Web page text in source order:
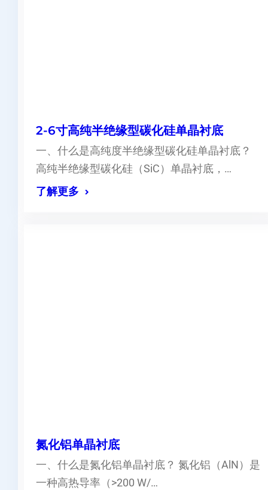
2-6寸高纯半绝缘型碳化硅单晶衬底
一、什么是高纯度半绝缘型碳化硅单晶衬底？
高纯半绝缘型碳化硅（SiC）单晶衬底，…
了解更多
氮化铝单晶衬底
一、什么是氮化铝单晶衬底？ 氮化铝（AlN）是
一种高热导率（>200 W/…